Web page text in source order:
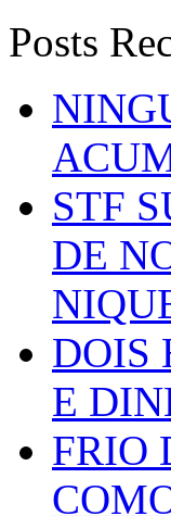
Posts
STF
DE
DOIS
E
FRIO